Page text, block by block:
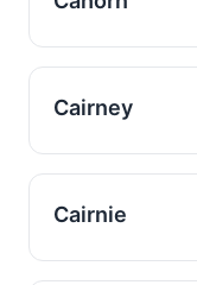
Cairney
Cairnie